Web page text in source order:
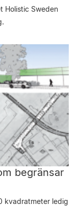
Holistic Sweden
begränsar
kvadratmeter ledig